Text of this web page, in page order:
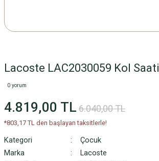
Lacoste LAC2030059 Kol Saati
0 yorum
4.819,00 TL 6.040,00 TL
*803,17 TL den başlayan taksitlerle!
Kategori
Çocuk
Marka
Lacoste